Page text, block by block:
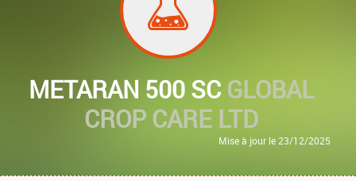
METARAN 500 SCGLOBAL
CROP CARE LTD
Mise à jour le 23/12/2025